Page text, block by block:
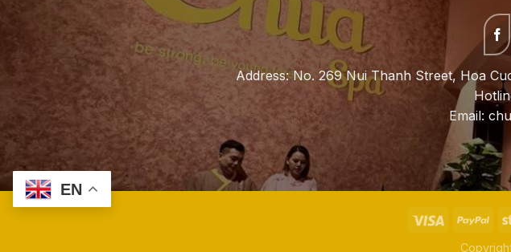
Address: No. 269 Nui Thanh Street, Hoa
Email:
EN